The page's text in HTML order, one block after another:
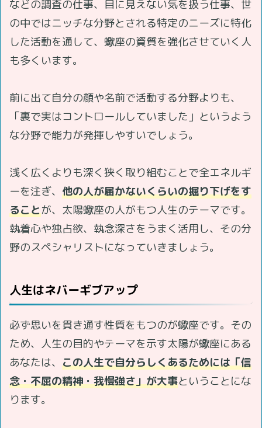
などの調査の仕事、目に見えない気を扱う仕事、世
の中ではニッチな分野とされる特定のニーズに特化
した活動を通して、蠍座の資質を強化させていく人
も多くいます。
前に出て自分の顔や名前で活動する分野よりも、
「裏で実はコントロールしていました」というよう
な分野で能力が発揮しやすいでしょう。
浅く広くよりも深く狭く取り組むことで全エネルギ
ーを注ぎ、 他の人が届かないくらいの掘り下げをす
ることが、太陽蠍座の人がもつ人生のテーマです。
執着心や独占欲、執念深さをうまく活用し、その分
野のスペシャリストになっていきましょう。
人生はネバーギブアップ
必ず思いを貫き通す性質をもつのが蠍座です。その
ため、人生の目的やテーマを示す太陽が蠍座にある
あなたは、 この人生で自分らしくあるためには「信
念・不屈の精神・我慢強さ」が大事ということにな
ります。